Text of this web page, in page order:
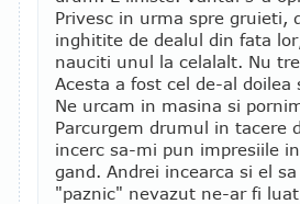
Privesc in urma spre gruieti,
inghitite de dealul din fata
nauciti unul la celalalt. Nu
Acesta a fost cel de-al doilea
Ne urcam in masina si
Parcurgem drumul in tacere
incerc sa-mi pun impresiile
gand. Andrei incearca si el
"paznic" nevazut ne-ar fi